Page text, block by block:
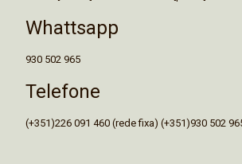
Whattsapp
930 502 965
Telefone
(+351)226 091 460 (rede fixa) (+351)930 502